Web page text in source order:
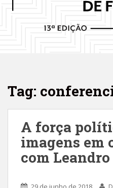
Tag:
A força
imagens em
com Leandro